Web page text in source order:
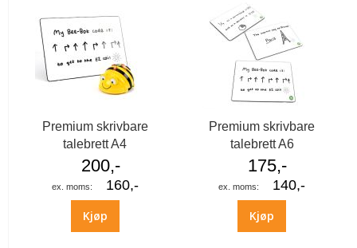
Premium skrivbare
talebrett A4
200,-
160,-
Kjøp
Premium skrivbare
talebrett A6
175,-
140,-
Kjøp